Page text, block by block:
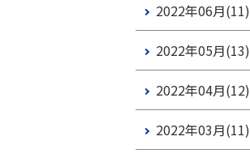
2022年06月(11)
2022年05月(13)
2022年04月(12)
2022年03月(11)